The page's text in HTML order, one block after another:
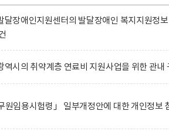
달장애인지원센터의 발달장애인 복지지원정
역시의 취약계층 연료비 지원사업을 위한 관내
원임용시험령」 일부개정안에 대한 개인정보